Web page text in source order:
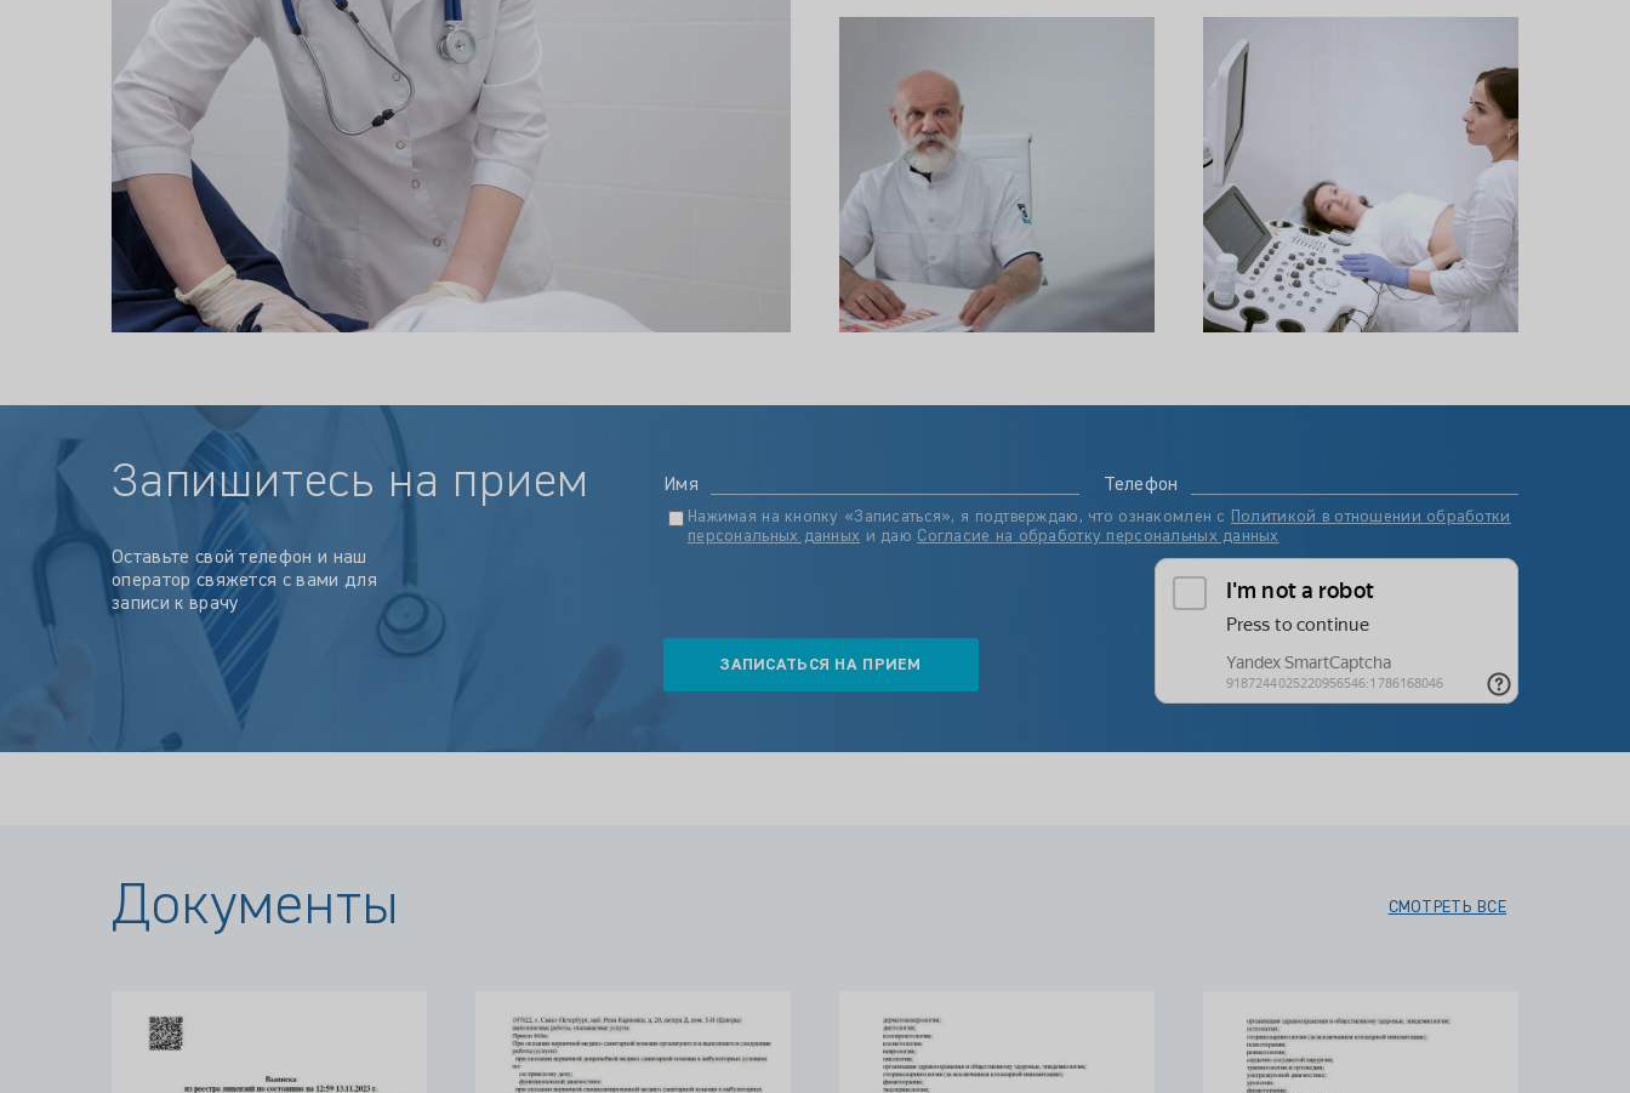
Запишитесь на прием
Оставьте свой телефон и наш
оператор свяжется с вами для
записи к врачу
Имя Телефон
Нажимая на кнопку «Записаться», я подтверждаю, что ознакомлен с Политикой в отношении обработки
персональных данных и даю Согласие на обработку персональных данных
Документы СМОТРЕТЬ ВСЕ